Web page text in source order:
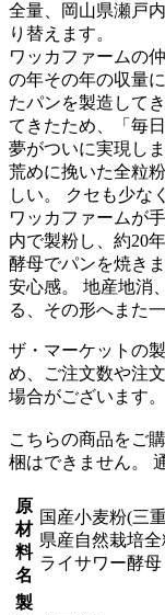
全量、岡山県瀬戸
り替えます。
ワッカファームの
の年その年の収量
たパンを製造して
てきたため、「毎
夢がついに実現しま
荒めに挽いた全粒
しい。 クセも少な
ワッカファームが
内で製粉し、約20
酵母でパンを焼き
安心感。 地産地消
る、その形へまた
ザ・マーケットの
め、ご注文数や注
場合がございます
こちらの商品をご
梱はできません。
原
材
料
名
国産小麦粉(三
県産自然栽培全
ライサワー酵
製